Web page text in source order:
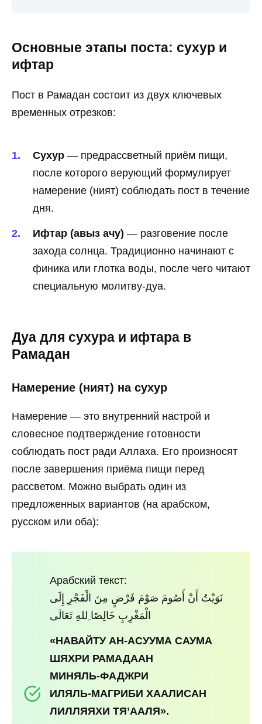
Основные этапы поста: сухур и
ифтар
Пост в Рамадан состоит из двух ключевых
временных отрезков:
Сухур — предрассветный приём пищи,
после которого верующий формулирует
намерение (ният) соблюдать пост в течение
дня.
Ифтар (авыз ачу) — разговение после
захода солнца. Традиционно начинают с
финика или глотка воды, после чего читают
специальную молитву-дуа.
Дуа для сухура и ифтара в
Рамадан
Намерение (ният) на сухур
Намерение — это внутренний настрой и
словесное подтверждение готовности
соблюдать пост ради Аллаха. Его произносят
после завершения приёма пищи перед
рассветом. Можно выбрать один из
предложенных вариантов (на арабском,
русском или оба):
Арабский текст:
نَوَيْتُ أَنْ أَصُومَ صَوْمَ فَرْضٍ مِنَ الْفَجْرِ إِلَى
الْمَغْرِبِ خَالِصًا ِللهِ تَعَالَى
«НАВАЙТУ АН‑АСУУМА САУМА
ШЯХРИ РАМАДААН
МИНЯЛЬ‑ФАДЖРИ
ИЛЯЛЬ‑МАГРИБИ ХААЛИСАН
ЛИЛЛЯЯХИ ТЯ’ААЛЯ».